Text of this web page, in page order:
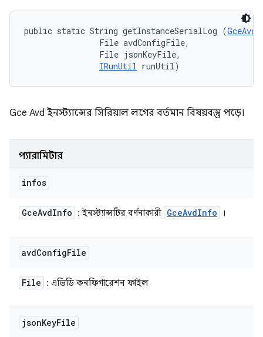
public static String getInstanceSerialLog (
                File avdConfigFile,
                File jsonKeyFile,
IRunUtil runUtil)
Gce Avd ইনস্ট্যান্সের সিরিয়াল লগের বর্তমান বিষয়বস্তু পড়ে।
প্যারামিটার
infos
GceAvdInfo : ইনস্ট্যান্সটির বর্ণনাকারী GceAvdInfo ।
avdConfigFile
File : এভিডি কনফিগারেশন ফাইল
jsonKeyFile